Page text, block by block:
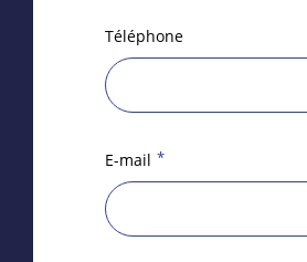
Téléphone
E-mail *